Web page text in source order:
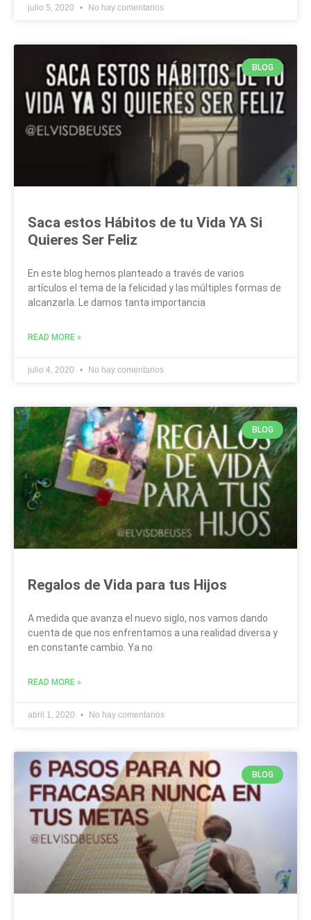
julio 5, 2020 No hay comentarios
BLOG
Saca estos Hábitos de tu Vida YA Si
Quieres Ser Feliz
En este blog hemos planteado a través de varios
artículos el tema de la felicidad y las múltiples formas de
alcanzarla. Le damos tanta importancia
READ MORE »
julio 4, 2020 No hay comentarios
BLOG
Regalos de Vida para tus Hijos
A medida que avanza el nuevo siglo, nos vamos dando
cuenta de que nos enfrentamos a una realidad diversa y
en constante cambio. Ya no
READ MORE »
abril 1, 2020 No hay comentarios
BLOG